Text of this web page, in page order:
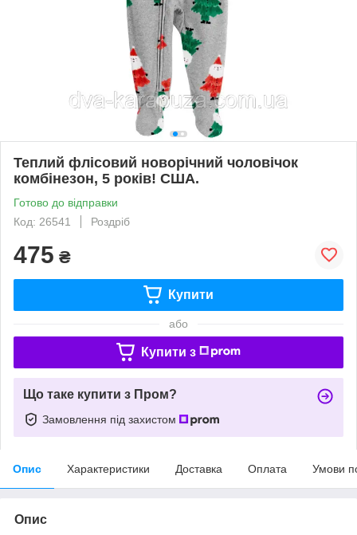
Теплий флісовий новорічний чоловічок
комбінезон, 5 років! США.
Готово до відправки
Код: 26541
Роздріб
475 ₴
Купити
або
Купити з
Що таке купити з Пром?
Замовлення під захистом
Опис Характеристики Доставка Оплата Умови
Опис